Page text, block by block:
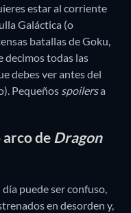
estar al corriente
Galáctica (o
batallas de Goku,
decimos todas las
debes ver antes del
Pequeños spoilersa
arco de Dragon
puede ser confuso,
en desorden y,